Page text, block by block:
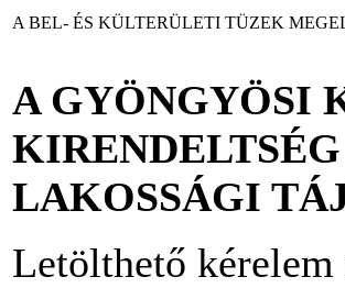
A BEL- ÉS KÜLTERÜLETI TÜZEK
A GYÖNGYÖSI
KIRENDELTSÉG
LAKOSSÁGI
Letölthető kérelem